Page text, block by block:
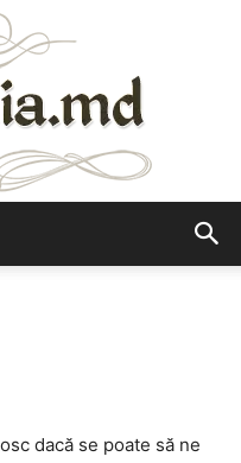
dacă se poate să ne